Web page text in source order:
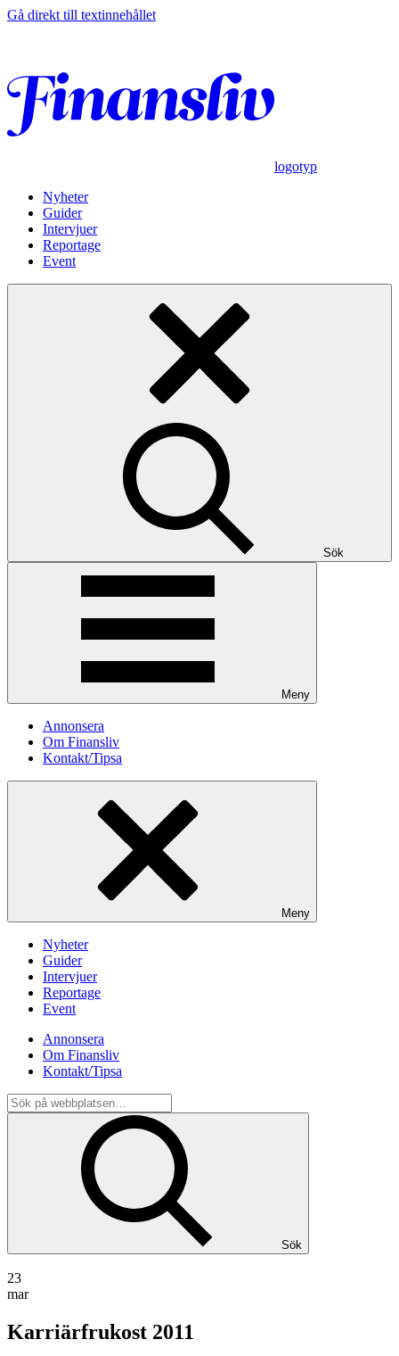
Gå direkt till textinnehållet
logotyp
Nyheter
Guider
Intervjuer
Reportage
Event
Sök
Meny
Annonsera
Om Finansliv
Kontakt/Tipsa
Meny
Nyheter
Guider
Intervjuer
Reportage
Event
Annonsera
Om Finansliv
Kontakt/Tipsa
Sök
23
mar
Karriärfrukost 2011